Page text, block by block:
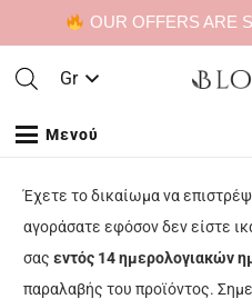
OUR OFFERS ARE
Gr
Μενού
Έχετε το δικαίωμα να
αγοράσατε εφόσον δεν είστε
σας εντός 14 ημερολογιακών
παραλαβής του προϊόντος.